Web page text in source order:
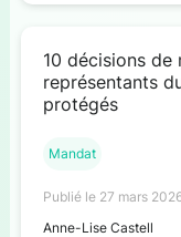
10 décisions
représentants
protégés
Mandat
Publié le 27 mars
Anne-Lise Castell